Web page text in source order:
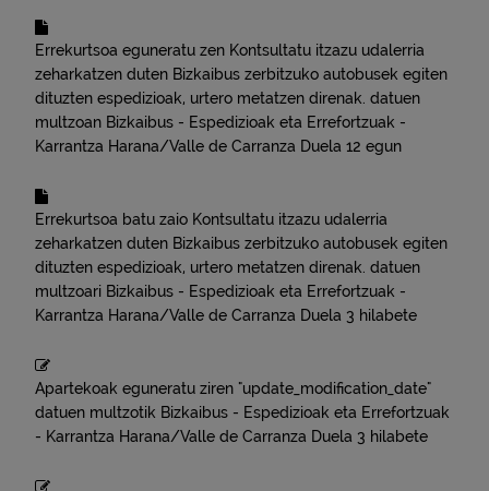
Errekurtsoa eguneratu zen Kontsultatu itzazu udalerria
zeharkatzen duten Bizkaibus zerbitzuko autobusek egiten
dituzten espedizioak, urtero metatzen direnak. datuen
multzoan Bizkaibus - Espedizioak eta Errefortzuak -
Karrantza Harana/Valle de Carranza Duela 12 egun
Errekurtsoa batu zaio Kontsultatu itzazu udalerria
zeharkatzen duten Bizkaibus zerbitzuko autobusek egiten
dituzten espedizioak, urtero metatzen direnak. datuen
multzoari Bizkaibus - Espedizioak eta Errefortzuak -
Karrantza Harana/Valle de Carranza Duela 3 hilabete
Apartekoak eguneratu ziren "update_modification_date"
datuen multzotik Bizkaibus - Espedizioak eta Errefortzuak
- Karrantza Harana/Valle de Carranza Duela 3 hilabete